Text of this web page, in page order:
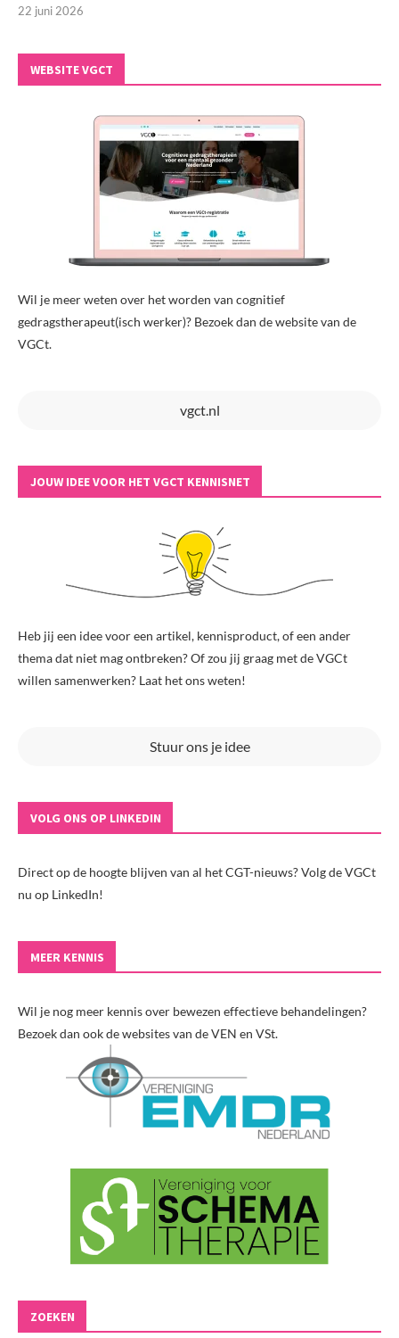
22 juni 2026
WEBSITE VGCT
Wil je meer weten over het worden van cognitief
gedragstherapeut(isch werker)? Bezoek dan de website van de
VGCt.
vgct.nl
JOUW IDEE VOOR HET VGCT KENNISNET
Heb jij een idee voor een artikel, kennisproduct, of een ander
thema dat niet mag ontbreken? Of zou jij graag met de VGCt
willen samenwerken? Laat het ons weten!
Stuur ons je idee
VOLG ONS OP LINKEDIN
Direct op de hoogte blijven van al het CGT-nieuws? Volg de VGCt
nu op LinkedIn!
MEER KENNIS
Wil je nog meer kennis over bewezen effectieve behandelingen?
Bezoek dan ook de websites van de VEN en VSt.
ZOEKEN